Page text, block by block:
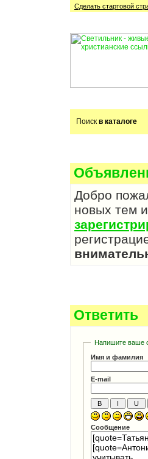
Сделать стартовой
Поиск в каталоге
Добро
новых тем
Ответить
Напишите ваше
Имя и фамилия
E-mail
Сообщение